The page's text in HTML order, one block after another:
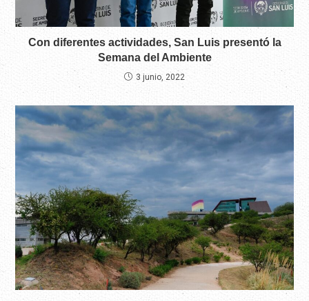
Con diferentes actividades, San Luis presentó la
Semana del Ambiente
3 junio, 2022